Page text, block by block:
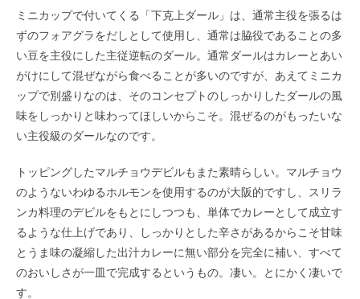
ミニカップで付いてくる「下克上ダール」は、通常主役を張るは
ずのフォアグラをだしとして使用し、通常は脇役であることの多
い豆を主役にした主従逆転のダール。通常ダールはカレーとあい
がけにして混ぜながら食べることが多いのですが、あえてミニカ
ップで別盛りなのは、そのコンセプトのしっかりしたダールの風
味をしっかりと味わってほしいからこそ。混ぜるのがもったいな
い主役級のダールなのです。
トッピングしたマルチョウデビルもまた素晴らしい。マルチョウ
のようないわゆるホルモンを使用するのが大阪的ですし、スリラ
ンカ料理のデビルをもとにしつつも、単体でカレーとして成立す
るような仕上げであり、しっかりとした辛さがあるからこそ甘味
とうま味の凝縮した出汁カレーに無い部分を完全に補い、すべて
のおいしさが一皿で完成するというもの。凄い。とにかく凄いで
す。